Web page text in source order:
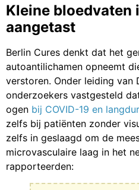
Kleine bloedvaten
aangetast
Berlin Cures denkt dat het
autoantilichamen opneemt
verstoren. Onder leiding van
onderzoekers vastgesteld
ogen bij COVID-19 en
zelfs bij patiënten zonder
zelfs in geslaagd om de
microvasculaire laag in het
rapporteerden: